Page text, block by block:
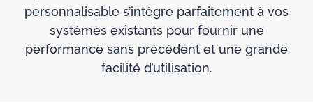
personnalisable s’intègre parfaitement à vos
systèmes existants pour fournir une
performance sans précédent et une grande
facilité d’utilisation.